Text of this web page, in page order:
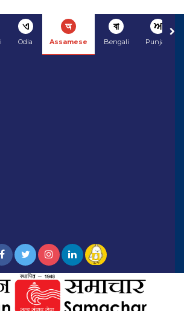
ଏ
Odia
অ
Assamese
বা
Bengali
ਅ
Punjabi